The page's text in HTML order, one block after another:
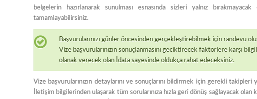
belgelerin hazırlanarak sunulması esnasında sizleri yalnız
tamamlayabilirsiniz.
Başvurularınızı günler öncesinden gerçekleştirebilmek için randevu
Vize başvurularınızın sonuçlanmasını geciktirecek faktörlere karşı
olanak verecek olan İdata sayesinde oldukça rahat edeceksiniz.
Vize başvurularınızın detaylarını ve sonuçlarını bildirmek için gerekli
İletişim bilgilerinden ulaşarak tüm sorularınıza hızla geri dönüş sağlayacak